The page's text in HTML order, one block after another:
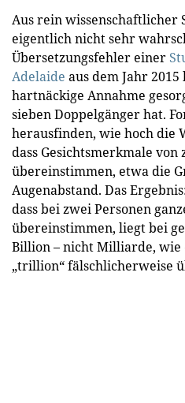
Aus rein wissenschaftlicher
eigentlich nicht sehr
Übersetzungsfehler einer
Adelaide aus dem Jahr
hartnäckige Annahme
sieben Doppelgänger hat.
herausfinden, wie hoch die
dass Gesichtsmerkmale von
übereinstimmen, etwa die
Augenabstand. Das
dass bei zwei Personen
übereinstimmen, liegt bei
Billion – nicht Milliarde, wie
„trillion“ fälschlicherweise